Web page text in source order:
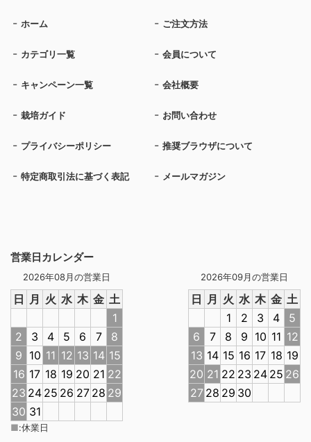
営業日カレンダー
2026年08月の営業日
日 月 火 水 木 金 土
1
2
3 4 5 6 7
8
9 10 11 12 13 14 15
16 17 18 19 20 21 22
23 24 25 26 27 28 29
30 31
2026年09月の営業日
日 月 火 水 木 金 土
1
2 3 4
5
6
7 8 9 10 11 12
13 14 15 16 17 18 19
20 21 22 23 24 25 26
27 28 29 30
■:休業日
ホーム ご注文方法
カテゴリ一覧 会員について
キャンペーン一覧 会社概要
栽培ガイド お問い合わせ
プライバシーポリシー 推奨ブラウザについて
特定商取引法に基づく表記 メールマガジン